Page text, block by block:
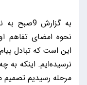
به گزارش
نحوه امضای تفاهم
این است که تبادل
نرسیده‌ایم. اینکه
مرحله رسیدیم تصمیم